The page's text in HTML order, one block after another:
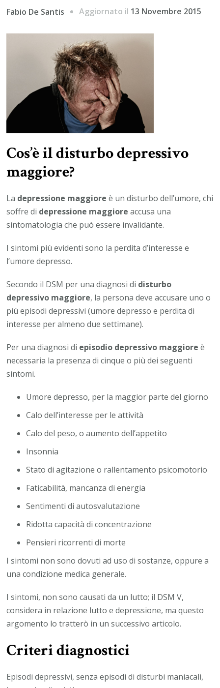
Fabio De Santis Aggiornato il 13 Novembre 2015
Cos’è il disturbo depressivo
maggiore?
La depressione maggiore è un disturbo dell’umore, chi
soffre di depressione maggiore accusa una
sintomatologia che può essere invalidante.
I sintomi più evidenti sono la perdita d’interesse e
l’umore depresso.
Secondo il DSM per una diagnosi di disturbo
depressivo maggiore, la persona deve accusare uno o
più episodi depressivi (umore depresso e perdita di
interesse per almeno due settimane).
Per una diagnosi di episodio depressivo maggiore è
necessaria la presenza di cinque o più dei seguenti
sintomi.
Umore depresso, per la maggior parte del giorno
Calo dell’interesse per le attività
Calo del peso, o aumento dell’appetito
Insonnia
Stato di agitazione o rallentamento psicomotorio
Faticabilità, mancanza di energia
Sentimenti di autosvalutazione
Ridotta capacità di concentrazione
Pensieri ricorrenti di morte
I sintomi non sono dovuti ad uso di sostanze, oppure a
una condizione medica generale.
I sintomi, non sono causati da un lutto; il DSM V,
considera in relazione lutto e depressione, ma questo
argomento lo tratterò in un successivo articolo.
Criteri diagnostici
Episodi depressivi, senza episodi di disturbi maniacali,